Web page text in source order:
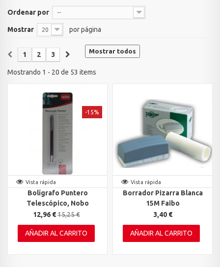
Ordenar por --
Mostrar 20 por página
Mostrar todos
1 2 3
Mostrando 1 - 20 de 53 items
Vista rápida
Bolígrafo Puntero
Telescópico, Nobo
12,96 €15,25 €
-15%
AÑADIR AL CARRITO
Vista rápida
Borrador Pizarra Blanca
15M Faibo
3,40 €
AÑADIR AL CARRITO